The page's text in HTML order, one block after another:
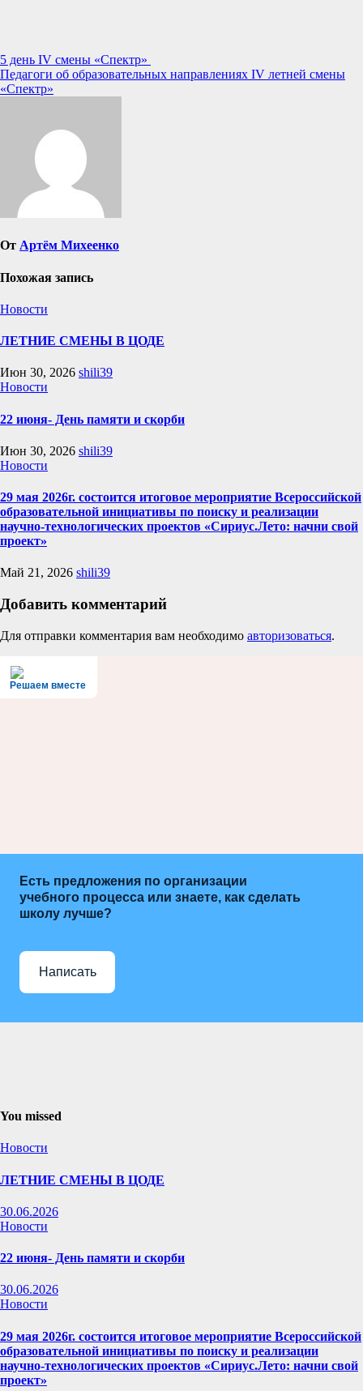
Навигация
по
5 день IV смены «Спектр»
Педагоги об образовательных направлениях IV летней смены
«Спектр»
От Артём Михеенко
Похожая запись
Новости
ЛЕТНИЕ СМЕНЫ В ЦОДЕ
Июн 30, 2026 shili39
Новости
22 июня- День памяти и скорби
Июн 30, 2026 shili39
Новости
29 мая 2026г. состоится итоговое мероприятие Всероссийской
образовательной инициативы по поиску и реализации
научно-технологических проектов «Сириус.Лето: начни свой
проект»
Май 21, 2026 shili39
Добавить комментарий
Для отправки комментария вам необходимо авторизоваться.
Решаем вместе
Есть предложения по организации
учебного процесса или знаете, как сделать
школу лучше?
Написать
You missed
Новости
ЛЕТНИЕ СМЕНЫ В ЦОДЕ
30.06.2026
Новости
22 июня- День памяти и скорби
30.06.2026
Новости
29 мая 2026г. состоится итоговое мероприятие Всероссийской
образовательной инициативы по поиску и реализации
научно-технологических проектов «Сириус.Лето: начни свой
проект»